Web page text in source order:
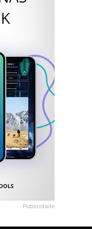
Publicidade